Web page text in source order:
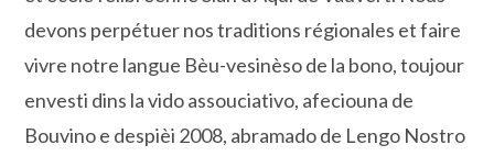
devons perpétuer nos traditions régionales et faire
vivre notre langue Bèu-vesinèso de la bono, toujour
envesti dins la vido assouciativo, afeciouna de
Bouvino e despièi 2008, abramado de Lengo Nostro